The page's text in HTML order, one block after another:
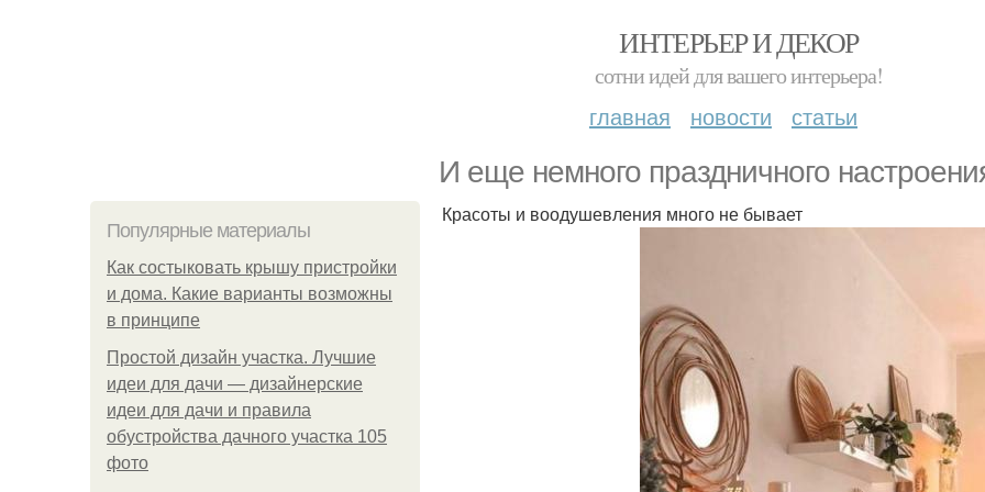
ИНТЕРЬЕР И ДЕКОР
сотни идей для вашего интерьера!
главная новости статьи
И еще немного праздничного
Популярные материалы
Как состыковать крышу пристройки
и дома. Какие варианты возможны
в принципе
Простой дизайн участка. Лучшие
идеи для дачи — дизайнерские
идеи для дачи и правила
обустройства дачного участка 105
фото
Красоты и воодушевления много не бывает